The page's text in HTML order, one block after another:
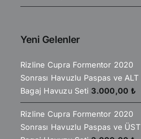
Yeni Gelenler
Rizline Cupra Formentor 2020
Sonrası Havuzlu Paspas ve ALT
Bagaj Havuzu Seti 3.000,00 ₺
Rizline Cupra Formentor 2020
Sonrası Havuzlu Paspas ve ÜST